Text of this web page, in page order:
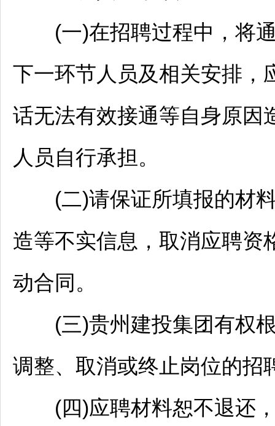
(一)在招聘过程中，将
下一环节人员及相关安排，
话无法有效接通等自身原因
人员自行承担。
(二)请保证所填报的材料
造等不实信息，取消应聘资
动合同。
(三)贵州建投集团有权根
调整、取消或终止岗位的招
(四)应聘材料恕不退还，